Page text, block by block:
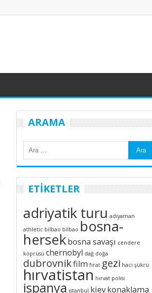
ARAMA
ETİKETLER
adriyatik turu adıyaman
athletic bilbao bilbao bosna-
hersekbosna savaşı cendere
köprüsü chernobyl dağ doğa
dubrovnikfilm fırat gezi hacı şükrü
hırvatistan hırvat polisi
ispanya istanbul kievkonaklama